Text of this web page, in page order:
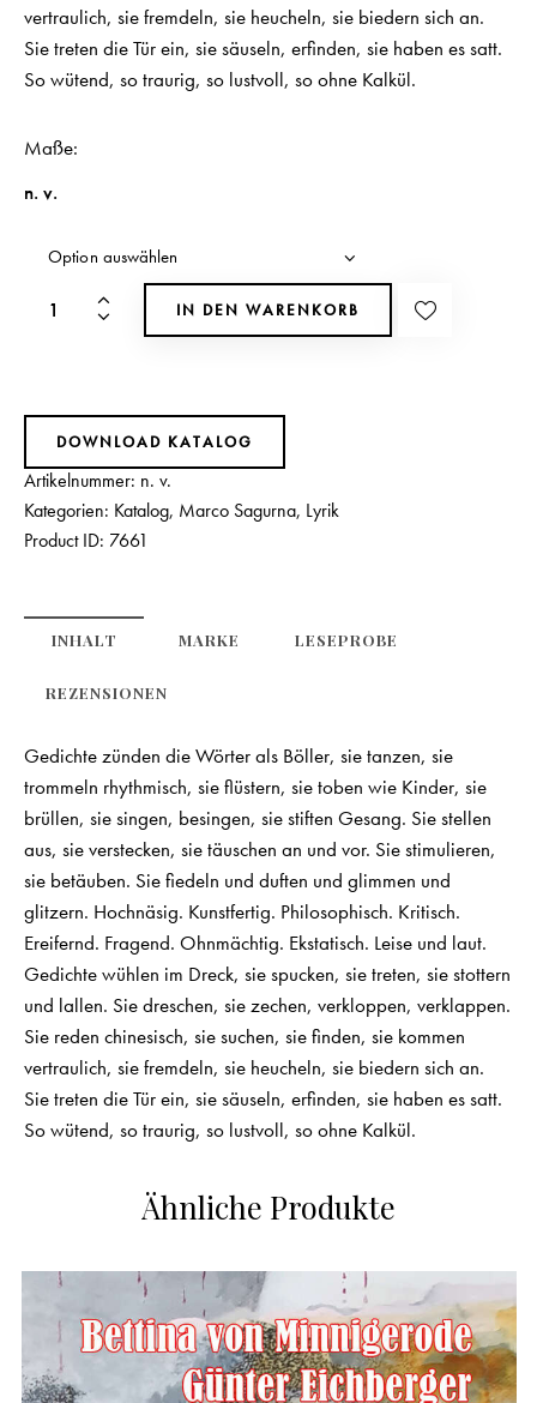
vertraulich, sie fremdeln, sie heucheln, sie biedern sich an.
Sie treten die Tür ein, sie säuseln, erfinden, sie haben es satt.
So wütend, so traurig, so lustvoll, so ohne Kalkül.
Maße
n. v.
IN DEN WARENKORB
DOWNLOAD KATALOG
Artikelnummer: n. v.
Kategorien: Katalog, Marco Sagurna, Lyrik
Product ID: 7661
INHALT MARKE LESEPROBE
REZENSIONEN
Gedichte zünden die Wörter als Böller, sie tanzen, sie
trommeln rhythmisch, sie flüstern, sie toben wie Kinder, sie
brüllen, sie singen, besingen, sie stiften Gesang. Sie stellen
aus, sie verstecken, sie täuschen an und vor. Sie stimulieren,
sie betäuben. Sie fiedeln und duften und glimmen und
glitzern. Hochnäsig. Kunstfertig. Philosophisch. Kritisch.
Ereifernd. Fragend. Ohnmächtig. Ekstatisch. Leise und laut.
Gedichte wühlen im Dreck, sie spucken, sie treten, sie stottern
und lallen. Sie dreschen, sie zechen, verkloppen, verklappen.
Sie reden chinesisch, sie suchen, sie finden, sie kommen
vertraulich, sie fremdeln, sie heucheln, sie biedern sich an.
Sie treten die Tür ein, sie säuseln, erfinden, sie haben es satt.
So wütend, so traurig, so lustvoll, so ohne Kalkül.
Ähnliche Produkte